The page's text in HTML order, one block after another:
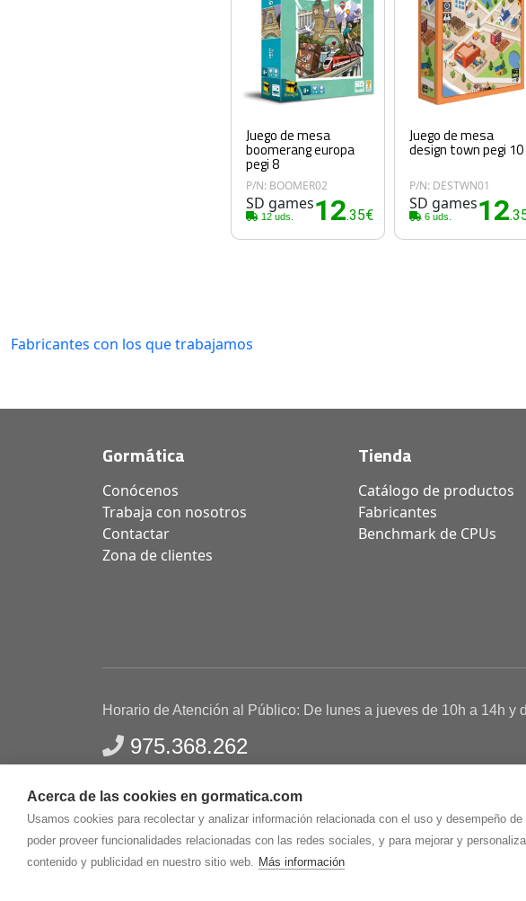
Acerca de las cookies en gormatica.com
Usamos cookies para recolectar y analizar información relacionada con el uso y desempeño
poder proveer funcionalidades relacionadas con las redes sociales, y para mejorar y
contenido y publicidad en nuestro sitio web. Más información
Juego de mesa
boomerang europa
pegi 8
P/N: BOOMER02
SD games
12 uds. 12.35€
Juego de mesa
design town pegi 10
P/N: DESTWN01
SD games
6 uds. 12
Fabricantes con los que trabajamos
Gormática
Conócenos
Trabaja con nosotros
Contactar
Zona de clientes
Tienda
Catálogo de productos
Fabricantes
Benchmark de CPUs
Horario de Atención al Público: De lunes a jueves de 10h a 14h y
975.368.262
Gormaz Informática S.L.C/ Soria, 2 - El Burgo de Osma (Soria)